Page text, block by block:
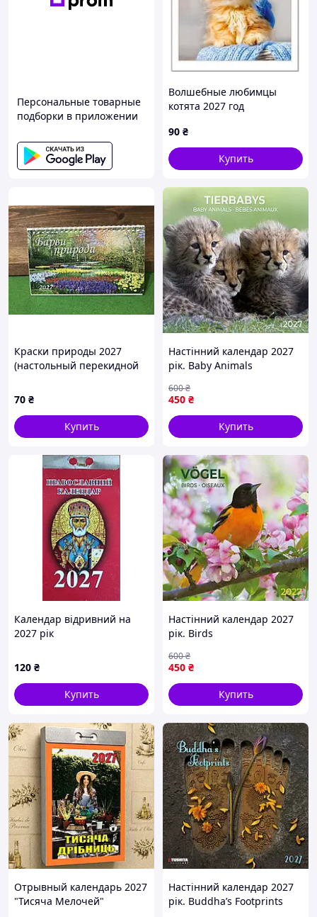
Персональные товарные
подборки в приложении
Волшебные любимцы
котята 2027 год
90 ₴
Купить
Краски природы 2027
(настольный перекидной
70 ₴
Купить
Настінний календар 2027
рік. Baby Animals
450 ₴
600₴
Купить
Календар відривний на
2027 рік
120 ₴
Купить
Настінний календар 2027
рік. Birds
450 ₴
600₴
Купить
Отрывный календарь 2027
"Тисяча Мелочей"
Настінний календар 2027
рік. Buddha’s Footprints